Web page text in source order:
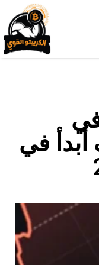
أبدأ في